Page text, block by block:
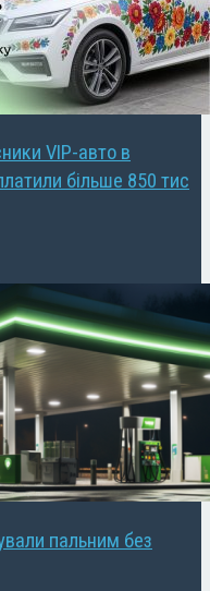
VIP-авто в
більше 850 тис
пальним без